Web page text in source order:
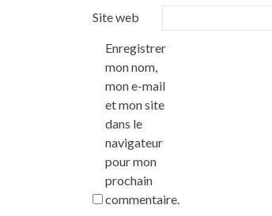
Site web
Enregistrer
mon nom,
mon e-mail
et mon site
dans le
navigateur
pour mon
prochain
commentaire.